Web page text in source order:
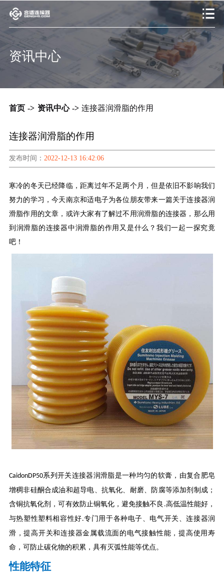
资讯中心
首页 -> 资讯中心 -> 连接器润滑脂的作用
连接器润滑脂的作用
发布时间： 2022-12-13 16:42:06
寒冷的冬天已经降临，距离过年不足两个月，但是依旧不影响我们
努力的学习，今天南京和适电子为各位朋友带来一篇关于连接器润
滑脂作用的文章，或许大家有了解过不用润滑脂的连接器，那么用
到润滑脂的连接器中润滑脂的作用又是什么？我们一起一探究竟
吧！
CaidonDP50系列开关连接器润滑脂是一种均匀的软膏，由复合肥皂
增稠非硅酮合成油和超导电、抗氧化、耐磨、防腐等添加剂制成；
含铜抗氧化剂，可有效防止铜氧化，避免接触不良 .高低温性能好，
与热塑性塑料相容性好.专门用于各种电子、电气开关、连接器润
滑，提高开关和连接器金属载流面的电气接触性能，提高使用寿
命，可防止碳化物的积累，具有灭弧性能等优点。
性能特征